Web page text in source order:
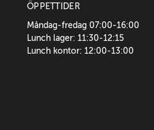
ÖPPETTIDER
Måndag-fredag 07:00-16:00
Lunch lager: 11:30-12:15
Lunch kontor: 12:00-13:00